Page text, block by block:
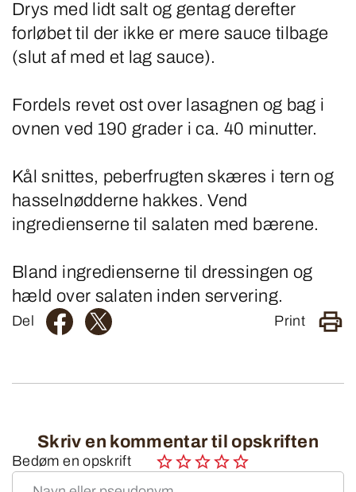
Drys med lidt salt og gentag derefter
forløbet til der ikke er mere sauce tilbage
(slut af med et lag sauce).
Fordels revet ost over lasagnen og bag i
ovnen ved 190 grader i ca. 40 minutter.
Kål snittes, peberfrugten skæres i tern og
hasselnødderne hakkes. Vend
ingredienserne til salaten med bærene.
Bland ingredienserne til dressingen og
hæld over salaten inden servering.
Del Print
Skriv en kommentar til opskriften
Bedøm en opskrift